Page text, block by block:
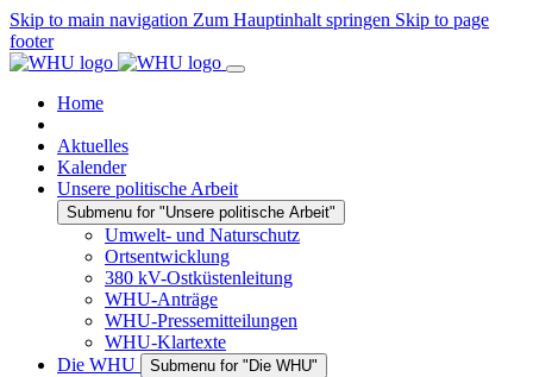
Skip to main navigation Zum Hauptinhalt springen Skip to page
footer
Home
Aktuelles
Kalender
Unsere politische Arbeit
Submenu for "Unsere politische Arbeit"
Umwelt- und Naturschutz
Ortsentwicklung
380 kV-Ostküstenleitung
WHU-Anträge
WHU-Pressemitteilungen
WHU-Klartexte
Die WHU
Submenu for "Die WHU"